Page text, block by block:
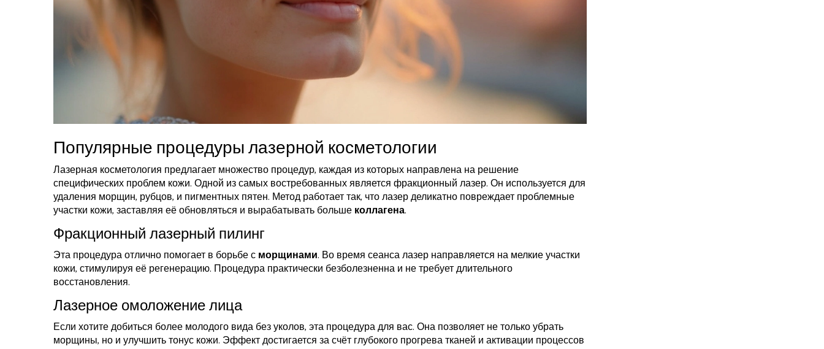
Популярные процедуры лазерной косметологии
Лазерная косметология предлагает множество процедур, каждая из которых направлена на решение
специфических проблем кожи. Одной из самых востребованных является фракционный лазер. Он используется для
удаления морщин, рубцов, и пигментных пятен. Метод работает так, что лазер деликатно повреждает проблемные
участки кожи, заставляя её обновляться и вырабатывать большеколлагена.
Фракционный лазерный пилинг
Эта процедура отлично помогает в борьбе сморщинами. Во время сеанса лазер направляется на мелкие участки
кожи, стимулируя её регенерацию. Процедура практически безболезненна и не требует длительного
восстановления.
Лазерное омоложение лица
Если хотите добиться более молодого вида без уколов, эта процедура для вас. Она позволяет не только убрать
морщины, но и улучшить тонус кожи. Эффект достигается за счёт глубокого прогрева тканей и активации процессов